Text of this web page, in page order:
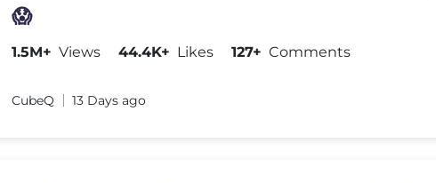
😱
1.5M+ Views 44.4K+ Likes 127+ Comments
CubeQ 13 Days ago